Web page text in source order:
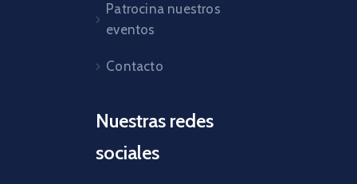
Patrocina nuestros
eventos
Contacto
Nuestras redes
sociales